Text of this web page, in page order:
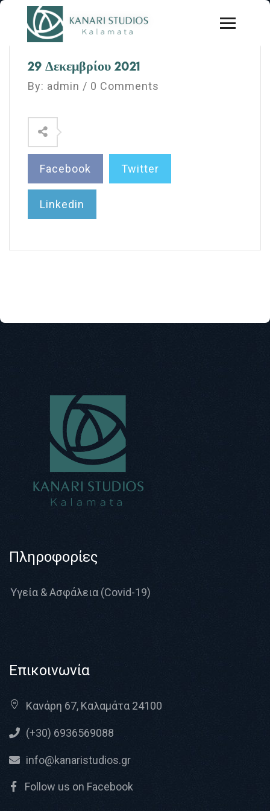
29 Δεκεμβρίου 2021
By: admin / 0 Comments
Facebook Twitter
Linkedin
Πληροφορίες
Υγεία & Ασφάλεια (Covid-19)
Επικοινωνία
Κανάρη 67, Καλαμάτα 24100
(+30) 6936569088
info@kanaristudios.gr
Follow us on Facebook